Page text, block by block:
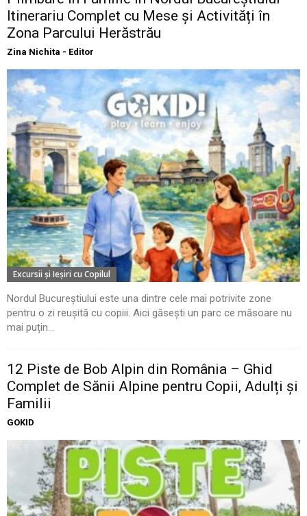
Itinerariu Complet cu Mese și Activități în
Zona Parcului Herăstrău
Zina Nichita - Editor
Excursii şi Ieşiri cu Copilul
Nordul Bucureștiului este una dintre cele mai potrivite zone
pentru o zi reușită cu copiii. Aici găsești un parc ce măsoare nu
mai puțin...
12 Piste de Bob Alpin din România – Ghid
Complet de Sănii Alpine pentru Copii, Adulți și
Familii
GOKID